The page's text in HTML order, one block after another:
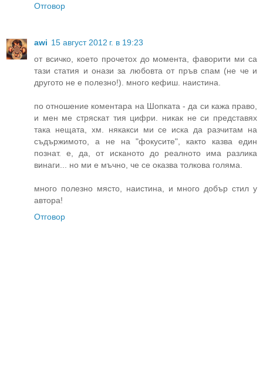
Отговор
awi 15 август 2012 г. в 19:23
от всичко, което прочетох до момента, фаворити ми са
тази статия и онази за любовта от пръв спам (не че и
другото не е полезно!). много кефиш. наистина.
по отношение коментара на Шопката - да си кажа право,
и мен ме стряскат тия цифри. никак не си представях
така нещата, хм. някакси ми се иска да разчитам на
съдържимото, а не на "фокусите", както казва един
познат. е, да, от исканото до реалното има разлика
винаги... но ми е мъчно, че се оказва толкова голяма.
много полезно място, наистина, и много добър стил у
автора!
Отговор